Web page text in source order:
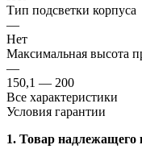
Тип подсветки корпуса
—
Нет
Максимальная высота
—
150,1 — 200
Все характеристики
Условия гарантии
1. Товар надлежащего